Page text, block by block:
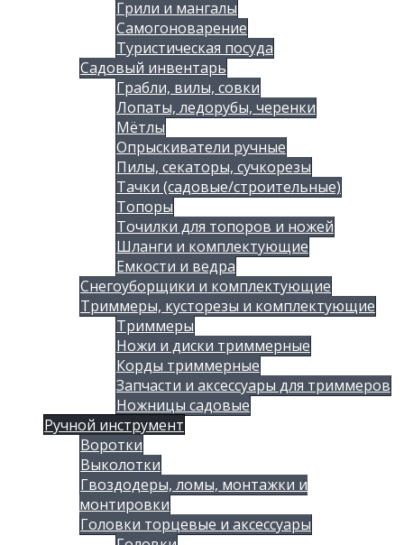
Грили и мангалы
Самогоноварение
Туристическая посуда
Садовый инвентарь
Грабли, вилы, совки
Лопаты, ледорубы, черенки
Мётлы
Опрыскиватели ручные
Пилы, секаторы, сучкорезы
Тачки (садовые/строительные)
Топоры
Точилки для топоров и ножей
Шланги и комплектующие
Емкости и ведра
Снегоуборщики и комплектующие
Триммеры, кусторезы и комплектующие
Триммеры
Ножи и диски триммерные
Корды триммерные
Запчасти и аксессуары для триммеров
Ножницы садовые
Ручной инструмент
Воротки
Выколотки
Гвоздодеры, ломы, монтажки и
монтировки
Головки торцевые и аксессуары